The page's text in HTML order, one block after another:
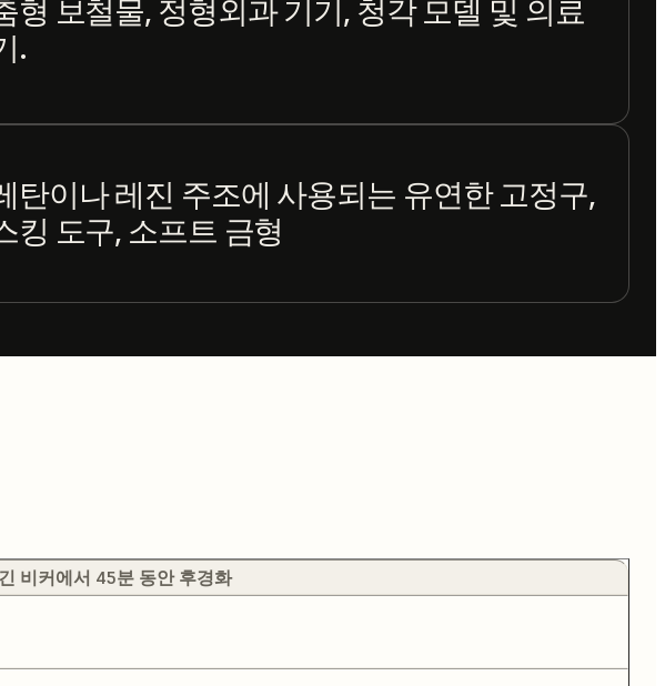
형 보철물, 정형외과 기기, 청각 모델 및 의료
.
탄이나 레진 주조에 사용되는 유연한 고정구,
킹 도구, 소프트 금형
비커에서 45분 동안 후경화